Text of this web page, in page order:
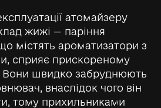
атомайзеру
жижі — паріння
містять ароматизатори з
сприяє прискореному
Вони швидко забруднюють
внаслідок чого він
тому прихильниками